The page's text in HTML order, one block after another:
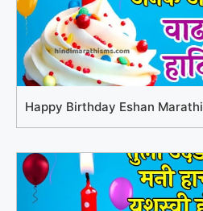
Happy Birthday Eshan Marathi